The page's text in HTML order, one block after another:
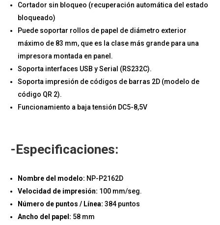
Cortador sin bloqueo (recuperación automática del estado
bloqueado)
Puede soportar rollos de papel de diámetro exterior
máximo de 83 mm, que es la clase más grande para una
impresora montada en panel.
Soporta interfaces USB y Serial (RS232C).
Soporta impresión de códigos de barras 2D (modelo de
código QR 2).
Funcionamiento a baja tensión DC5-8,5V
-Especificaciones:
Nombre del modelo: NP-P2162D
Velocidad de impresión: 100 mm/seg.
Número de puntos / Línea: 384 puntos
Ancho del papel: 58 mm